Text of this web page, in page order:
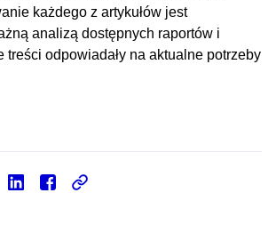
każdego z artykułów jest
analizą dostępnych raportów i
treści odpowiadały na aktualne potrzeby